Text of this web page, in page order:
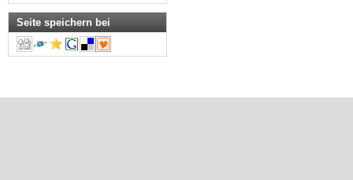
Seite speichern bei